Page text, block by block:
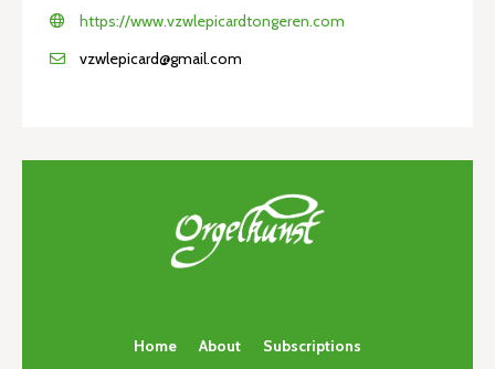
https://www.vzwlepicardtongeren.com
vzwlepicard@gmail.com
Home About Subscriptions